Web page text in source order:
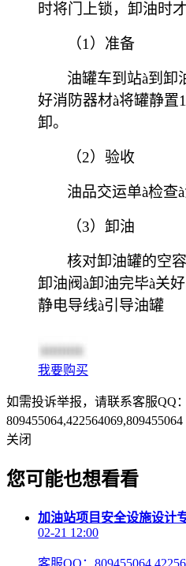
时将门上锁，卸油时
（1）准备
油罐车到站à到卸
好消防器材à将罐静置
卸。
（2）验收
油品交运单à检查à
（3）卸油
核对卸油罐的空
卸油阀à卸油完毕à关
静电导线à引导油罐
我要购买
如需投诉举报，请联系客服QQ：
809455064,422564069,809455064
关闭
您可能也想看看
加油站项目安全设施设计
02-21 12:00